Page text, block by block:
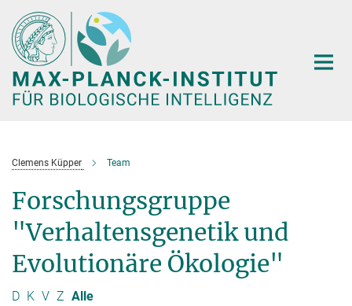
Hauptinhalt
Clemens Küpper Team
Forschungsgruppe
"Verhaltensgenetik und
Evolutionäre Ökologie"
D K V Z Alle